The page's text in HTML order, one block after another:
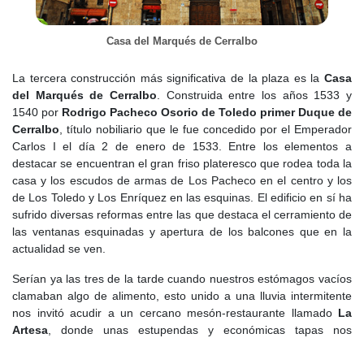
Casa del Marqués de Cerralbo
La tercera construcción más significativa de la plaza es la Casa
del Marqués de Cerralbo. Construida entre los años 1533 y
1540 por Rodrigo Pacheco Osorio de Toledo primer Duque de
Cerralbo, título nobiliario que le fue concedido por el Emperador
Carlos I el día 2 de enero de 1533. Entre los elementos a
destacar se encuentran el gran friso plateresco que rodea toda la
casa y los escudos de armas de Los Pacheco en el centro y los
de Los Toledo y Los Enríquez en las esquinas. El edificio en sí ha
sufrido diversas reformas entre las que destaca el cerramiento de
las ventanas esquinadas y apertura de los balcones que en la
actualidad se ven.
Serían ya las tres de la tarde cuando nuestros estómagos vacíos
clamaban algo de alimento, esto unido a una lluvia intermitente
nos invitó acudir a un cercano mesón-restaurante llamado La
Artesa, donde unas estupendas y económicas tapas nos